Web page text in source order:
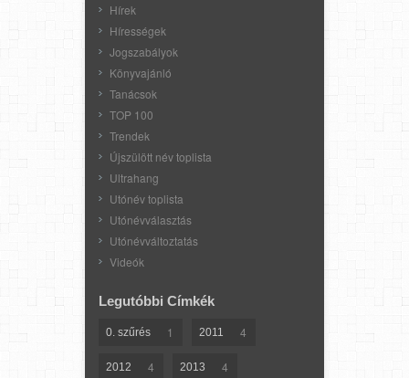
Hírek
Hírességek
Jogszabályok
Könyvajánló
Tanácsok
TOP 100
Trendek
Újszülött név toplista
Ultrahang
Utónév toplista
Utónévválasztás
Utónévváltoztatás
Videók
Legutóbbi Címkék
0. szűrés 1 2011 4
2012 4 2013 4